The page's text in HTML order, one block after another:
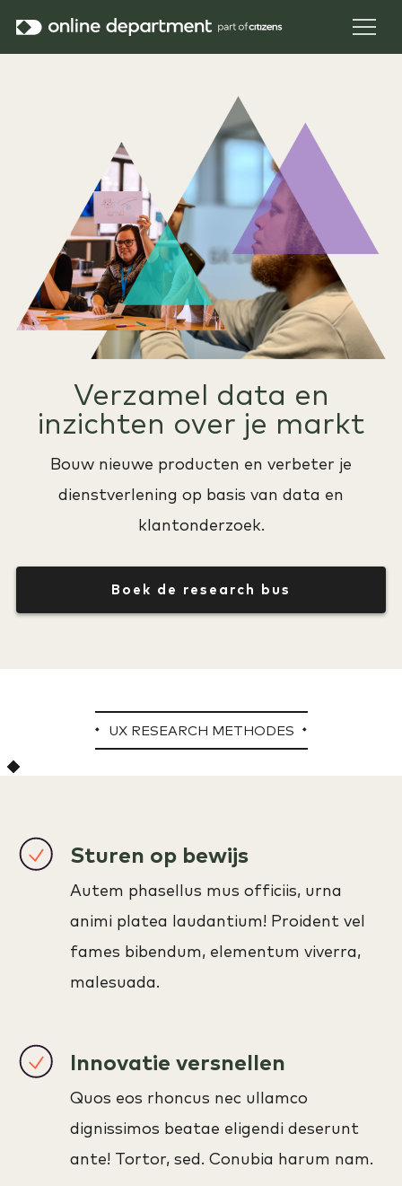
Verzamel data en
inzichten over je markt
Bouw nieuwe producten en verbeter je
dienstverlening op basis van data en
klantonderzoek.
Boek de research bus
UX RESEARCH METHODES
Sturen op bewijs
Autem phasellus mus officiis, urna
animi platea laudantium! Proident vel
fames bibendum, elementum viverra,
malesuada.
Innovatie versnellen
Quos eos rhoncus nec ullamco
dignissimos beatae eligendi deserunt
ante! Tortor, sed. Conubia harum nam.